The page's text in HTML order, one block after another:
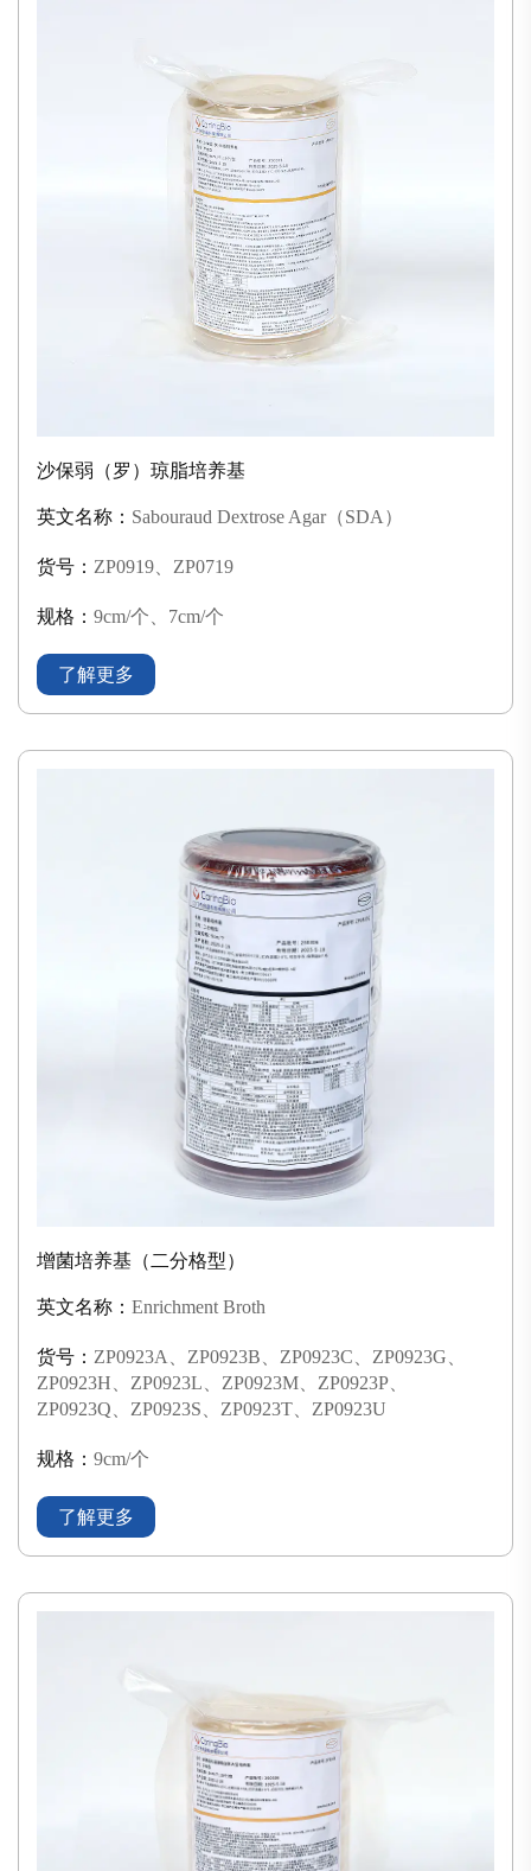
沙保弱（罗）琼脂培养基
英文名称： Sabouraud Dextrose Agar（SDA）
货号： ZP0919、ZP0719
规格： 9cm/个、7cm/个
了解更多
增菌培养基（二分格型）
英文名称： Enrichment Broth
货号： ZP0923A、ZP0923B、ZP0923C、ZP0923G、
ZP0923H、ZP0923L、ZP0923M、ZP0923P、
ZP0923Q、ZP0923S、ZP0923T、ZP0923U
规格： 9cm/个
了解更多